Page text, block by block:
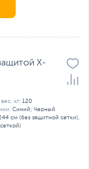
X-
кг: 120
Синий; Черный
см (без защитной сетки),